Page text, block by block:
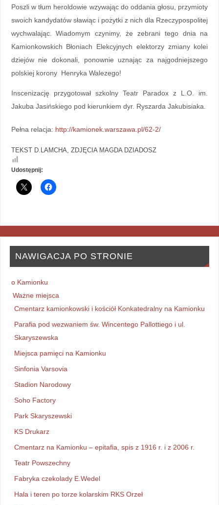
Poszli w tłum heroldowie wzywając do oddania głosu, przymioty
swoich kandydatów sławiąc i pożytki z nich dla Rzeczypospolitej
wychwalając. Wiadomym czynimy, że zebrani tego dnia na
Kamionkowskich Błoniach Elekcyjnych elektorzy zmiany kolei
dziejów nie dokonali, ponownie uznając za najgodniejszego
polskiej korony Henryka Walezego!
Inscenizację przygotował szkolny Teatr Paradox z L.O. im.
Jakuba Jasińskiego pod kierunkiem dyr. Ryszarda Jakubisiaka.
Pełna relacja: http://kamionek.warszawa.pl/62-2/
TEKST D.LAMCHA, ZDJĘCIA MAGDA DZIADOSZ
Udostępnij:
NAWIGACJA PO STRONIE
o Kamionku
Ważne miejsca
Cmentarz kamionkowski i kościół Konkatedralny na Kamionku
Parafia pod wezwaniem św. Wincentego Pallottiego i ul.
Skaryszewska
Miejsca pamięci na Kamionku
Sinfonia Varsovia
Stadion Narodowy
Soho Factory
Park Skaryszewski
KS Drukarz
Cmentarz na Kamionku – epitafia, spis z 1916 r. i z 2006 r.
Teatr Powszechny
Fabryka czekolady E.Wedel
Hala i teren po torze kolarskim RKS Orzeł